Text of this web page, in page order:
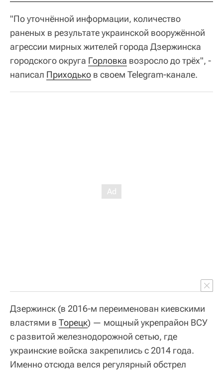
"По уточнённой информации, количество
раненых в результате украинской вооружённой
агрессии мирных жителей города Дзержинска
городского округа Горловка возросло до трёх", -
написал Приходько в своем Telegram-канале.
Дзержинск (в 2016-м переименован киевскими
властями в Торецк) — мощный укрепрайон ВСУ
с развитой железнодорожной сетью, где
украинские войска закрепились с 2014 года.
Именно отсюда велся регулярный обстрел